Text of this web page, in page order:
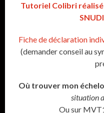
Tutoriel Colibri
Fiche de déclaration
(demander conseil au
Où trouver mon
situation
Ou sur